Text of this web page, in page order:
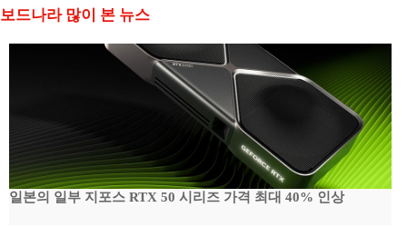
보드나라 많이 본 뉴스
일본의 일부 지포스 RTX 50 시리즈 가격 최대 40% 인상